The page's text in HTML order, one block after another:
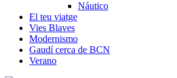
Náutico
El teu viatge
Vies Blaves
Modernismo
Gaudí cerca de BCN
Verano